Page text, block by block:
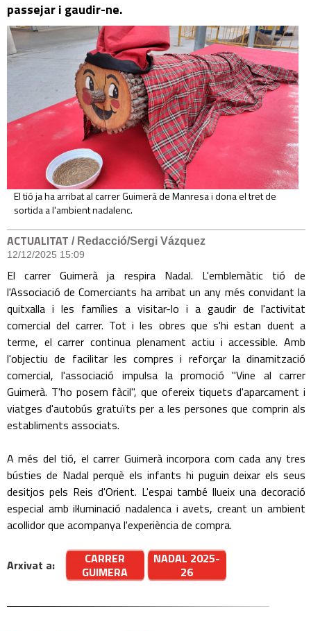
passejar i gaudir-ne.
El tió ja ha arribat al carrer Guimerà de Manresa i dona el tret de
sortida a l'ambient nadalenc.
ACTUALITAT / Redacció/Sergi Vázquez
12/12/2025 15:09
El carrer Guimerà ja respira Nadal. L'emblemàtic tió de
l'Associació de Comerciants ha arribat un any més convidant la
quitxalla i les famílies a visitar-lo i a gaudir de l'activitat
comercial del carrer. Tot i les obres que s'hi estan duent a
terme, el carrer continua plenament actiu i accessible. Amb
l'objectiu de facilitar les compres i reforçar la dinamització
comercial, l'associació impulsa la promoció "Vine al carrer
Guimerà. T'ho posem fàcil", que ofereix tiquets d'aparcament i
viatges d'autobús gratuïts per a les persones que comprin als
establiments associats.
A més del tió, el carrer Guimerà incorpora com cada any tres
bústies de Nadal perquè els infants hi puguin deixar els seus
desitjos pels Reis d'Orient. L'espai també llueix una decoració
especial amb il·luminació nadalenca i avets, creant un ambient
acollidor que acompanya l'experiència de compra.
Arxivat a:
CARRER
GUIMERA
NADAL 2025-
26